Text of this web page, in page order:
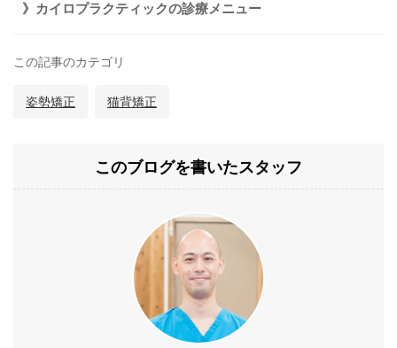
》カイロプラクティックの診療メニュー
この記事のカテゴリ
姿勢矯正 猫背矯正
このブログを書いたスタッフ